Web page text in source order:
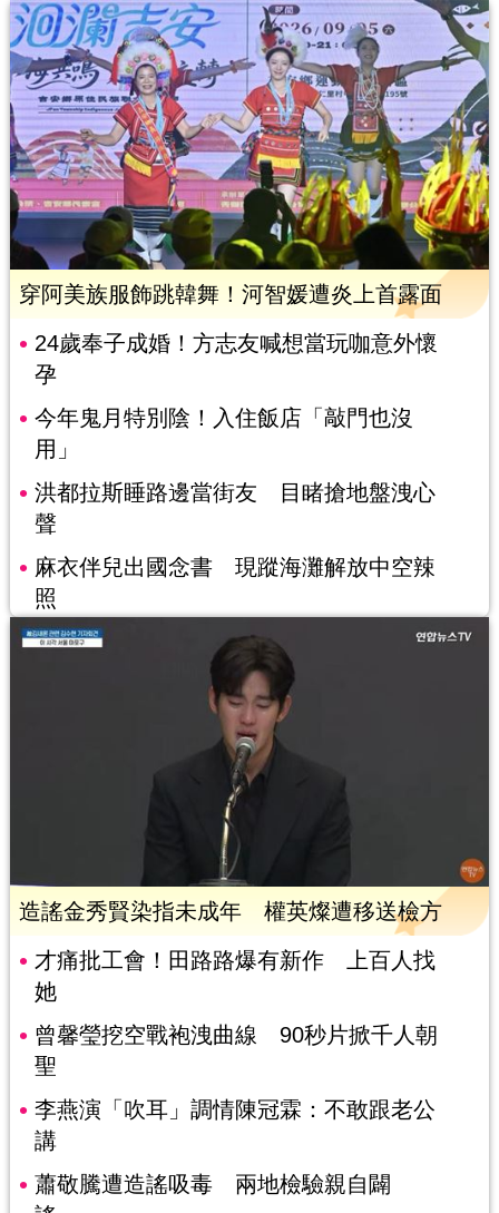
穿阿美族服飾跳韓舞！河智媛遭炎上首露面
24歲奉子成婚！方志友喊想當玩咖意外懷
孕
今年鬼月特別陰！入住飯店「敲門也沒
用」
洪都拉斯睡路邊當街友 目睹搶地盤洩心
聲
麻衣伴兒出國念書 現蹤海灘解放中空辣
照
造謠金秀賢染指未成年 權英燦遭移送檢方
才痛批工會！田路路爆有新作 上百人找
她
曾馨瑩挖空戰袍洩曲線 90秒片掀千人朝
聖
李燕演「吹耳」調情陳冠霖：不敢跟老公
講
蕭敬騰遭造謠吸毒 兩地檢驗親自闢